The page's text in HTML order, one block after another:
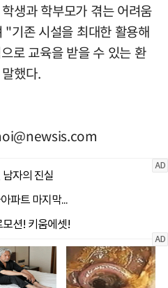
생과 학부모가 겪는 어려움
기존 시설을 최대한 활용해
로 교육을 받을 수 있는 환
했다.